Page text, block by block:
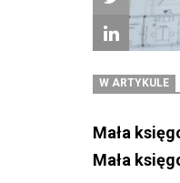
W ARTYKULE
Mała
Mała